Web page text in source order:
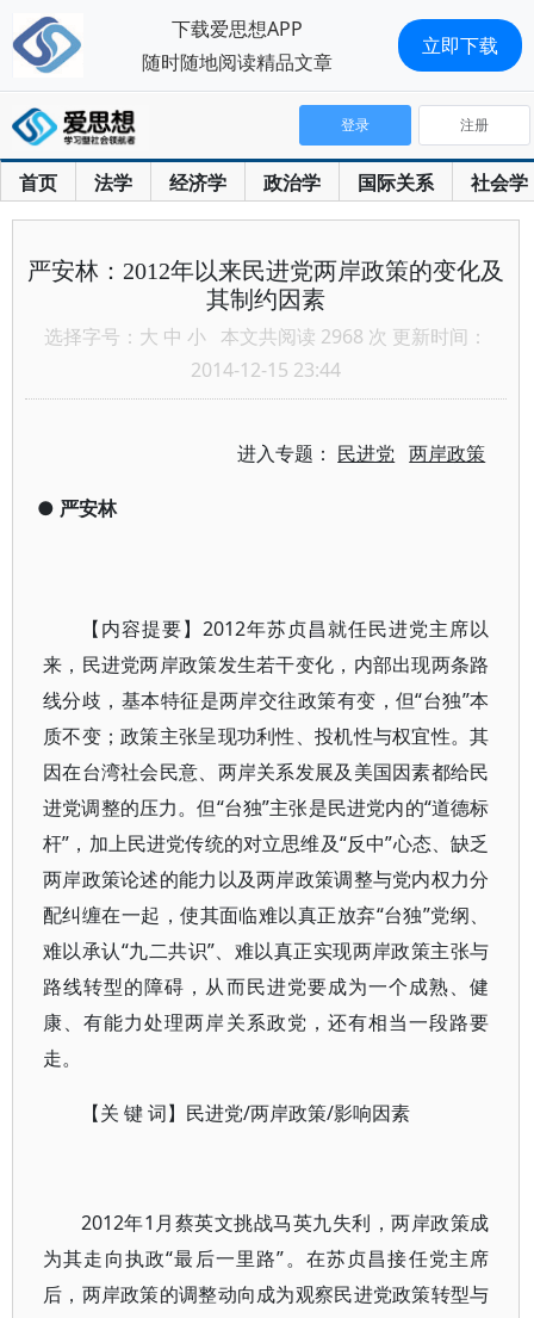
首页 法学 经济学 政治学 国际关系 社会学
登录 注册
严安林：2012年以来民进党两岸政策的变化及
其制约因素
选择字号： 大 中 小 本文共阅读 2968 次 更新时间：
2014-12-15 23:44
进入专题： 民进党 两岸政策
● 严安林
【内容提要】2012年苏贞昌就任民进党主席以
来，民进党两岸政策发生若干变化，内部出现两条路
线分歧，基本特征是两岸交往政策有变，但“台独”本
质不变；政策主张呈现功利性、投机性与权宜性。其
因在台湾社会民意、两岸关系发展及美国因素都给民
进党调整的压力。但“台独”主张是民进党内的“道德标
杆”，加上民进党传统的对立思维及“反中”心态、缺乏
两岸政策论述的能力以及两岸政策调整与党内权力分
配纠缠在一起，使其面临难以真正放弃“台独”党纲、
难以承认“九二共识”、难以真正实现两岸政策主张与
路线转型的障碍，从而民进党要成为一个成熟、健
康、有能力处理两岸关系政党，还有相当一段路要
走。
【关 键 词】民进党/两岸政策/影响因素
2012年1月蔡英文挑战马英九失利，两岸政策成
为其走向执政“最后一里路”。在苏贞昌接任党主席
后，两岸政策的调整动向成为观察民进党政策转型与
下载爱思想APP
随时随地阅读精品文章
立即下载